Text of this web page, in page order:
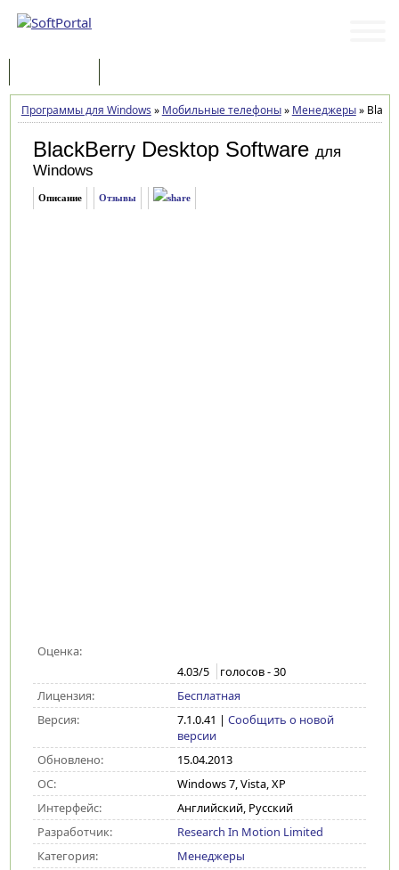
Программы для Windows » Мобильные телефоны» Менеджеры»
BlackBerry Desktop Software для
Windows
Описание Отзывы
Оценка:
4.03/5 голосов -30
Лицензия:
Бесплатная
Версия:
7.1.0.41 | Сообщить о новой
версии
Обновлено:
15.04.2013
ОС:
Windows 7, Vista, XP
Интерфейс:
Английский, Русский
Разработчик:
Research In Motion Limited
Категория:
Менеджеры